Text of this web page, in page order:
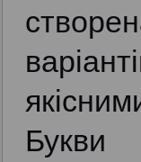
Букви